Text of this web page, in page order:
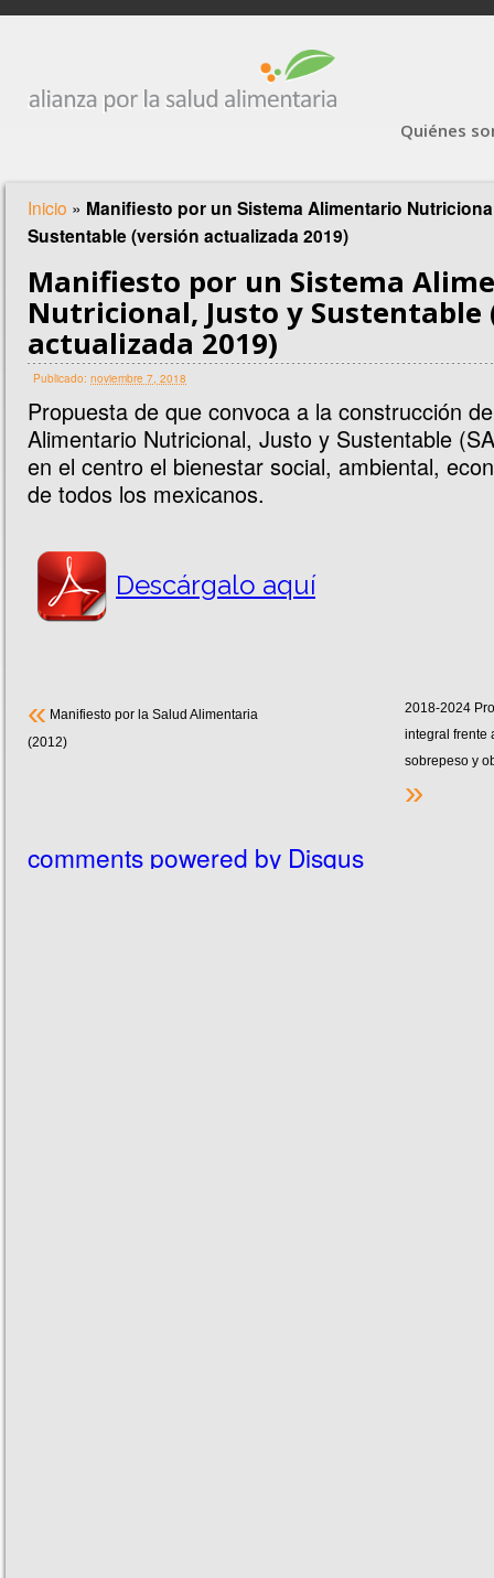
Quiénes
Inicio » Manifiesto por un Sistema Alimentario
Sustentable (versión actualizada 2019)
Manifiesto por un Sistema
Nutricional, Justo y Sustentable
actualizada 2019)
Publicado: noviembre 7, 2018
Propuesta de que convoca a la construcción
Alimentario Nutricional, Justo y Sustentable
en el centro el bienestar social, ambiental,
de todos los mexicanos.
Descárgalo aquí
2018-2024
integral frente
sobrepeso y
»
« Manifiesto por la Salud Alimentaria
(2012)
comments powered by Disqus